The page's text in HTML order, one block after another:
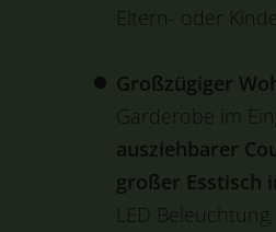
Eltern- oder
Großzügiger
Garderobe im
ausziehbarer
großer Esstisch
LED